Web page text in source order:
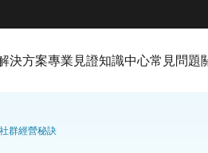
決方案專業見證知識中心常見問題
群經營秘訣